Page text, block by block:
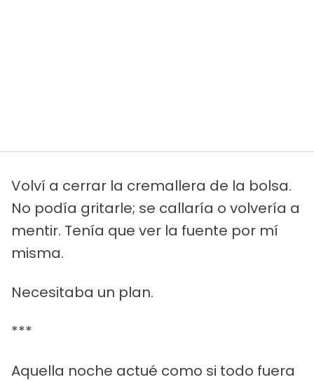
Volví a cerrar la cremallera de la bolsa.
No podía gritarle; se callaría o volvería a
mentir. Tenía que ver la fuente por mí
misma.
Necesitaba un plan.
***
Aquella noche actué como si todo fuera